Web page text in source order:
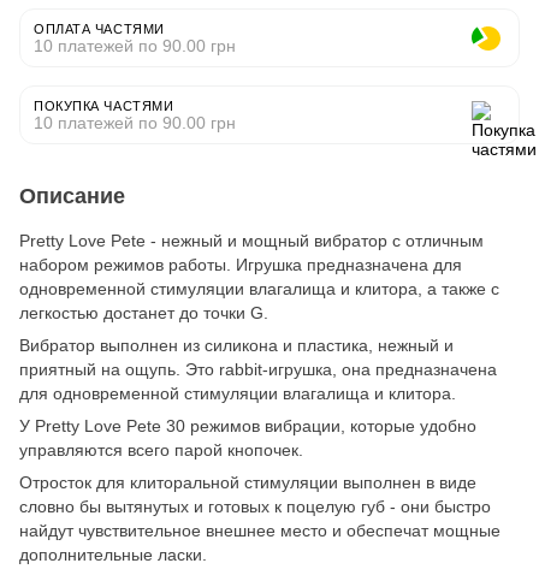
ОПЛАТА ЧАСТЯМИ
10 платежей по 90.00 грн
ПОКУПКА ЧАСТЯМИ
10 платежей по 90.00 грн
Описание
Pretty Love Pete - нежный и мощный вибратор с отличным
набором режимов работы. Игрушка предназначена для
одновременной стимуляции влагалища и клитора, а также с
легкостью достанет до точки G.
Вибратор выполнен из силикона и пластика, нежный и
приятный на ощупь. Это rabbit-игрушка, она предназначена
для одновременной стимуляции влагалища и клитора.
У Pretty Love Pete 30 режимов вибрации, которые удобно
управляются всего парой кнопочек.
Отросток для клиторальной стимуляции выполнен в виде
словно бы вытянутых и готовых к поцелую губ - они быстро
найдут чувствительное внешнее место и обеспечат мощные
дополнительные ласки.